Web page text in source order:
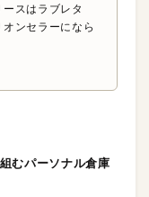
ースはラブレタ
ンセラーになら
むパーソナル倉庫